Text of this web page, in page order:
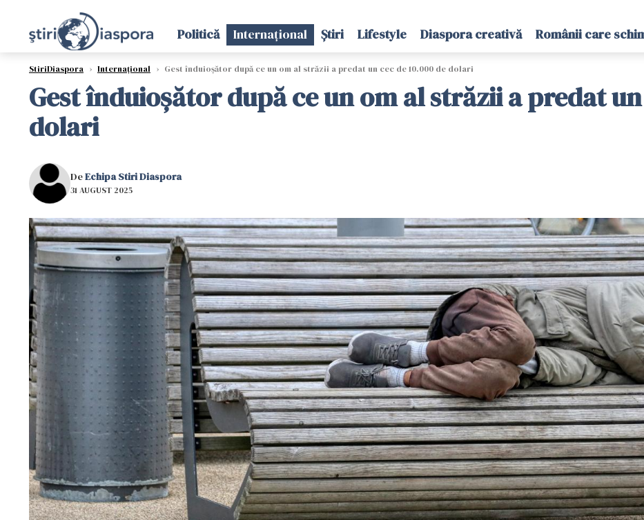
Politică Internațional Știri Lifestyle Diaspora creativă Românii care
StiriDiaspora › Internațional › Gest înduioșător după ce un om al străzii a predat un cec de 10.000 de dolari
Gest înduioșător după ce un om al străzii a predat un
dolari
DeEchipa Stiri Diaspora
31 AUGUST 2025